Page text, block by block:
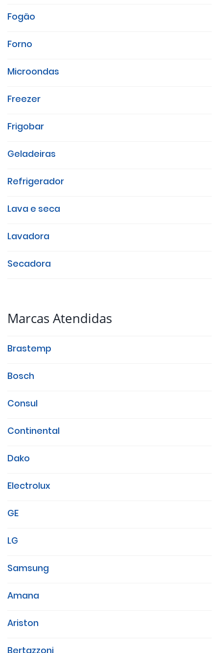
Fogão
Forno
Microondas
Freezer
Frigobar
Geladeiras
Refrigerador
Lava e seca
Lavadora
Secadora
Marcas Atendidas
Brastemp
Bosch
Consul
Continental
Dako
Electrolux
GE
LG
Samsung
Amana
Ariston
Bertazzoni